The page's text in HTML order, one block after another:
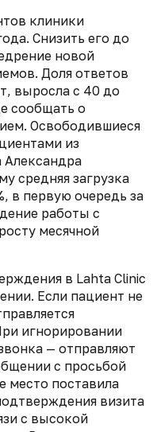
клиники
Снизить его до
новой
Доля ответов
выросла с 40 до
сообщать о
Освободившиеся
из
Александра
средняя загрузка
в первую очередь за
работы с
месячной
в Lahta Clinic
Если пациент не
игнорировании
— отправляют
с просьбой
место поставила
визита
с высокой